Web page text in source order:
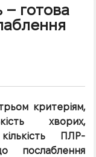
– готова
критеріям,
хворих,
ПЛР-
послаблення